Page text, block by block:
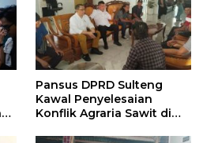
Pansus DPRD Sulteng
Kawal Penyelesaian
Konflik Agraria Sawit di